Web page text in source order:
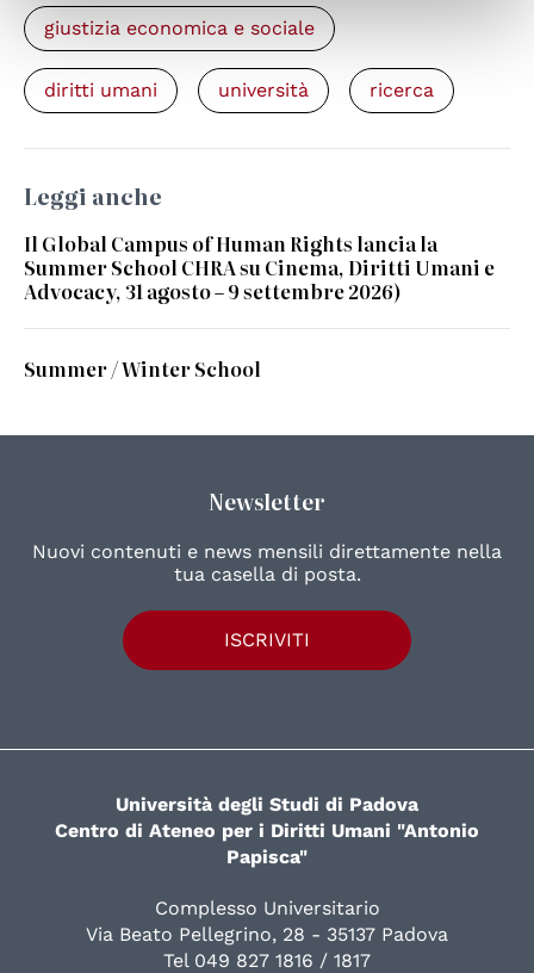
giustizia economica e sociale
diritti umani università ricerca
Leggi anche
Il Global Campus of Human Rights lancia la
Summer School CHRA su Cinema, Diritti Umani e
Advocacy, 31 agosto – 9 settembre 2026)
Summer / Winter School
Newsletter
Nuovi contenuti e news mensili direttamente nella
tua casella di posta.
ISCRIVITI
Università degli Studi di Padova
Centro di Ateneo per i Diritti Umani "Antonio
Papisca"
Complesso Universitario
Via Beato Pellegrino, 28 - 35137 Padova
Tel 049 827 1816 / 1817